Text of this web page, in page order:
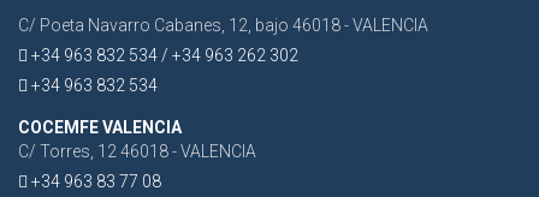
C/ Poeta Navarro Cabanes, 12, bajo 46018 - VALENCIA
+34 963 832 534 / +34 963 262 302
+34 963 832 534
COCEMFE VALENCIA
C/ Torres, 12 46018 - VALENCIA
+34 963 83 77 08